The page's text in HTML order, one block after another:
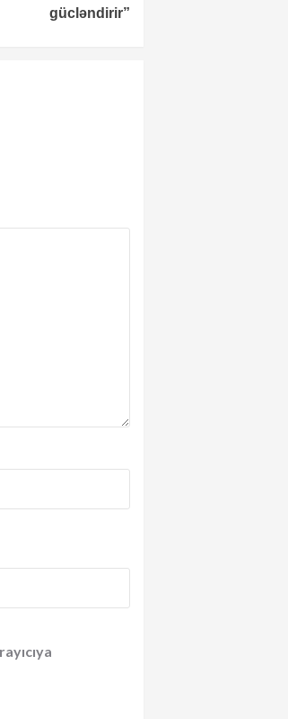
gücləndirir”